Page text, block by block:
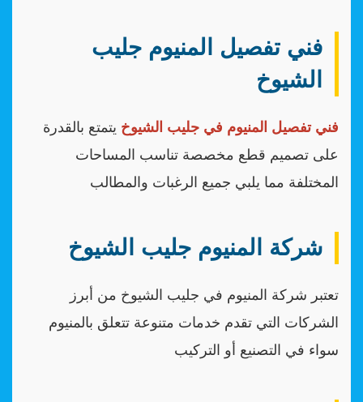
فني تفصيل المنيوم جليب
الشيوخ
فني تفصيل المنيوم في جليب الشيوخ يتمتع بالقدرة
على تصميم قطع مخصصة تناسب المساحات
المختلفة مما يلبي جميع الرغبات والمطالب
شركة المنيوم جليب الشيوخ
تعتبر شركة المنيوم في جليب الشيوخ من أبرز
الشركات التي تقدم خدمات متنوعة تتعلق بالمنيوم
سواء في التصنيع أو التركيب